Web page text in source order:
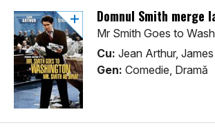
Domnul Smith merge
Mr Smith Goes to
Cu: Jean Arthur,
Gen: Comedie, Dramă